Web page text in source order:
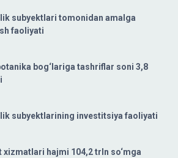
subyektlari tomonidan amalga
faoliyati
bog‘lariga tashriflar soni 3,8
subyektlarining investitsiya faoliyati
xizmatlari hajmi 104,2 trln so‘mga